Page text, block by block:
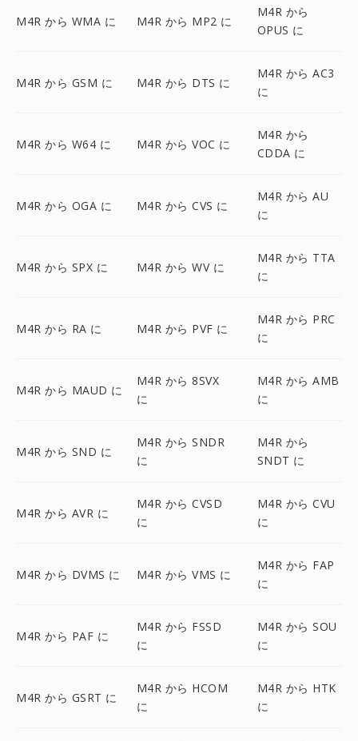
M4R から WMA に M4R から MP2 に
M4R から
OPUS に
M4R から GSM に M4R から DTS に
M4R から AC3
に
M4R から W64 に M4R から VOC に
M4R から
CDDA に
M4R から OGA に M4R から CVS に
M4R から AU
に
M4R から SPX に M4R から WV に
M4R から TTA
に
M4R から RA に M4R から PVF に
M4R から PRC
に
M4R から MAUD に
M4R から 8SVX
に
M4R から AMB
に
M4R から SND に
M4R から SNDR
に
M4R から
SNDT に
M4R から AVR に
M4R から CVSD
に
M4R から CVU
に
M4R から DVMS に M4R から VMS に
M4R から FAP
に
M4R から PAF に
M4R から FSSD
に
M4R から SOU
に
M4R から GSRT に
M4R から HCOM
に
M4R から HTK
に